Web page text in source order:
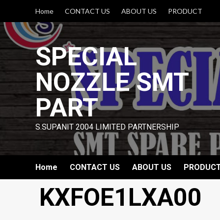
content
Home CONTACT US ABOUT US PRODUCT
SPECIAL
NOZZLE SMT
PART
S.SUPANIT 2004 LIMITED PARTNERSHIP
Home CONTACT US ABOUT US
KXFOE1LXA00